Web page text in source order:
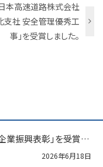
本高速道路株式会社
支社 安全管理優秀工
事｣を受賞しました。
秋田経済研究所様より「中小企業振興表彰」を受賞いたしました
2026年6月18日